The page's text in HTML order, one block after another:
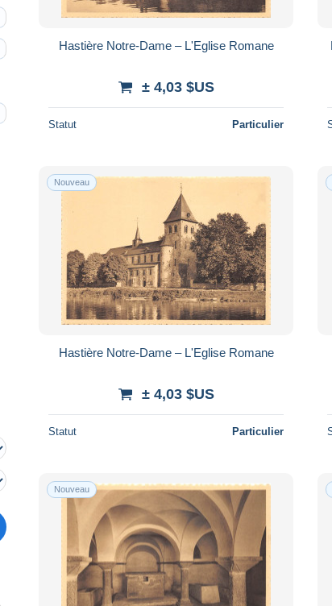
Hastière Notre-Dame – L'Eglise Romane
± 4,03 $US
Statut Particulier
Nouveau
Hastière Notre-Dame – L'Eglise Romane
± 4,03 $US
Statut Particulier
Nouveau